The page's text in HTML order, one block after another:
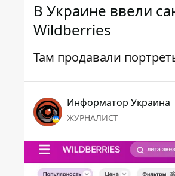
В Украине ввели
Wildberries
Там продавали
Информатор Украина
ЖУРНАЛИСТ